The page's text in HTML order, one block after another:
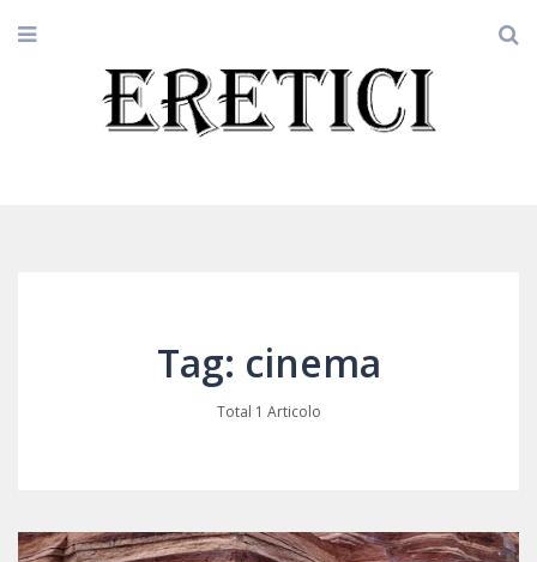
Tag: cinema
Total 1 Articolo